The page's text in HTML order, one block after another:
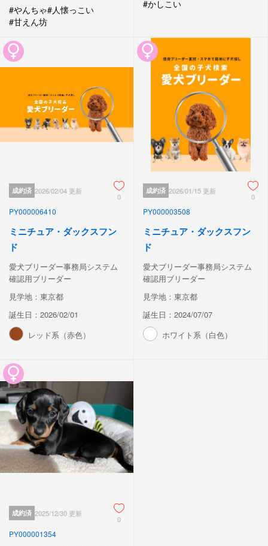
#やんちゃ#人懐っこい
#甘えん坊
#かしこい
成約済 2026/02/04 更新
0
PY000006410
ミニチュア・ダックスフン
ド
愛犬ブリーダー事務局システム
確認用ブリーダー
見学地：東京都
誕生日：2026/02/01
レッド系（赤色）
成約済 2026/01/15 更新
0
PY000003508
ミニチュア・ダックスフン
ド
愛犬ブリーダー事務局システム
確認用ブリーダー
見学地：東京都
誕生日：2024/07/07
ホワイト系（白色）
成約済 2025/12/30 更新
0
PY000001354